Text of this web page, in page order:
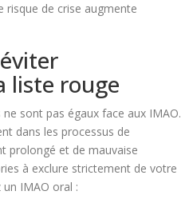
risque de crise augmente
liste rouge
sont pas égaux face aux IMAO.
dans les processus de
prolongé et de mauvaise
à exclure strictement de votre
IMAO oral :